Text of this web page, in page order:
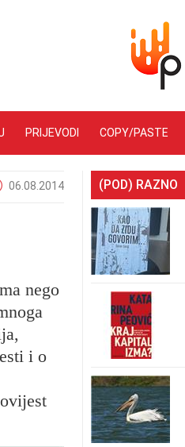
PRIJEVODI COPY/PASTE
06.08.2014
nego
i o
(POD) RAZNO